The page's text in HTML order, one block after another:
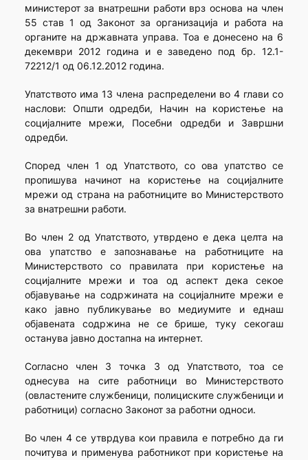
министерот за внатрешни работи врз основа на член
55 став 1 од Законот за организација и работа на
органите на државната управа. Тоа е донесено на 6
декември 2012 година и е заведено под бр. 12.1-
72212/1 од 06.12.2012 година.
Упатството има 13 члена распределени во 4 глави со
наслови: Општи одредби, Начин на користење на
социјалните мрежи, Посебни одредби и Завршни
одредби.
Според член 1 од Упатството, со ова упатство се
пропишува начинот на користење на социјалните
мрежи од страна на работниците во Министерството
за внатрешни работи.
Во член 2 од Упатството, утврдено е дека целта на
ова упатство е запознавање на работниците на
Министерството со правилата при користење на
социјалните мрежи и тоа од аспект дека секое
објавување на содржината на социјалните мрежи е
како јавно публикување во медиумите и еднаш
објавената содржина не се брише, туку секогаш
останува јавно достапна на интернет.
Согласно член 3 точка 3 од Упатството, тоа се
однесува на сите работници во Министерството
(овластените службеници, полициските службеници и
работници) согласно Законот за работни односи.
Во член 4 се утврдува кои правила е потребно да ги
почитува и применува работникот при користење на